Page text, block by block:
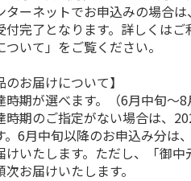
ーネットでお申込みの場合
付完了となります。詳しくは
ついて」をご覧ください。
のお届けについて】
期が選べます。（6月中旬～8
期のご指定がない場合は、
。6月中旬以降のお申込み分は
けいたします。ただし、「御
次お届けいたします。